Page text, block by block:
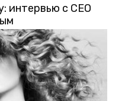
интервью с CEO